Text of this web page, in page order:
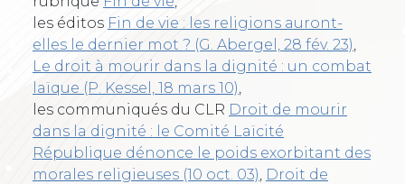
les éditos Fin de vie : les religions auront-
elles le dernier mot ? (G. Abergel, 28 fév. 23)
Le droit à mourir dans la dignité : un combat
laïque (P. Kessel, 18 mars 10)
les communiqués du CLR Droit de mourir
dans la dignité : le Comité Laïcité
République dénonce le poids exorbitant des
morales religieuses (10 oct. 03) Droit de